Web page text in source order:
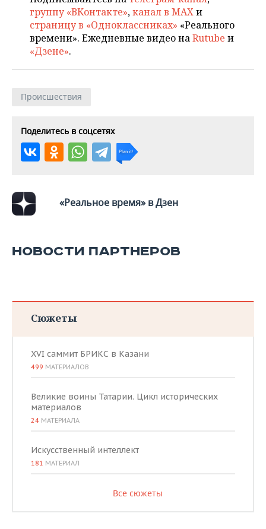
ЭНЕРГЕТИКА
ТЕЛЕКОММУНИКАЦИИ
БИЗНЕС-БРАНЧИ
ONLINE-КОНФЕРЕНЦИИ
ФУТБОЛ
ХОККЕЙ
КИБЕРСПОРТ
ФИГУРНОЕ КАТАНИЕ
ВОДНЫЕ ВИДЫ СПОРТА
ХОККЕЙ С МЯЧОМ
НОВОСТИ ОБЩЕСТВА
ВЛАСТЬ
КУЛЬТУРА
МЕДИЦИНА
ОБРАЗОВАНИЕ
ПРОИСШЕСТВИЯ
ФОТОГАЛЕРЕЯ
СЮЖЕТЫ
СПИСОК КОМПАНИЙ
группу «ВКонтакте»,канал в MAXи
страницу в «Одноклассниках» «Реального
времени». Ежедневные видео наRutube и
«Дзене».
Происшествия
Поделитесь в соцсетях
«Реальное время» в Дзен
НОВОСТИ ПАРТНЕРОВ
Сюжеты
XVI саммит БРИКС в Казани
499 МАТЕРИАЛОВ
Великие воины Татарии. Цикл исторических
материалов
24 МАТЕРИАЛА
Искусственный интеллект
181 МАТЕРИАЛ
Все сюжеты